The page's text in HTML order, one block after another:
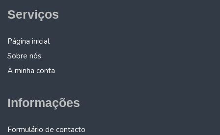
Serviços
Página inicial
Sobre nós
A minha conta
Informações
Formulário de contacto